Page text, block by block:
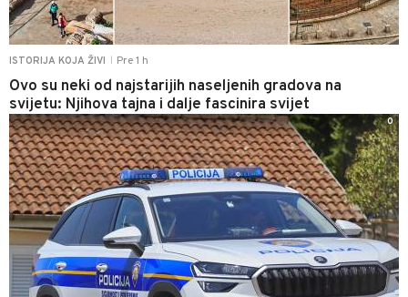
ISTORIJA KOJA ŽIVI Pre 1 h
Ovo su neki od najstarijih naseljenih gradova na
svijetu: Njihova tajna i dalje fascinira svijet
0